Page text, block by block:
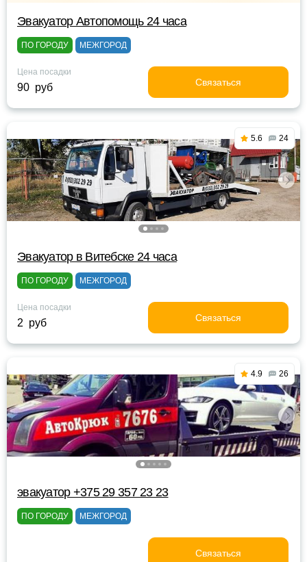
Эвакуатор Автопомощь 24 часа
ПО ГОРОДУ МЕЖГОРОД
Цена посадки
90 руб Связаться
5.6 24
Эвакуатор в Витебске 24 часа
ПО ГОРОДУ МЕЖГОРОД
Цена посадки
2 руб Связаться
4.9 26
эвакуатор +375 29 357 23 23
ПО ГОРОДУ МЕЖГОРОД
Связаться